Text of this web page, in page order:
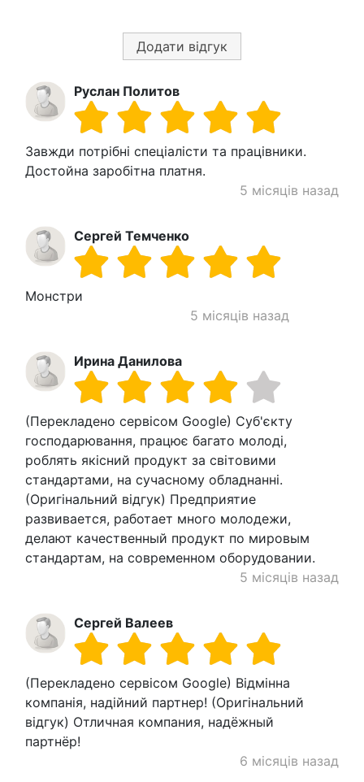
Додати відгук
Руслан Политов
Завжди потрібні спеціалісти та працівники.
Достойна заробітна платня.
5 місяців назад
Сергей Темченко
Монстри
5 місяців назад
Ирина Данилова
(Перекладено сервісом Google) Суб'єкту
господарювання, працює багато молоді,
роблять якісний продукт за світовими
стандартами, на сучасному обладнанні.
(Оригінальний відгук) Предприятие
развивается, работает много молодежи,
делают качественный продукт по мировым
стандартам, на современном оборудовании.
5 місяців назад
Сергей Валеев
(Перекладено сервісом Google) Відмінна
компанія, надійний партнер! (Оригінальний
відгук) Отличная компания, надёжный
партнёр!
6 місяців назад